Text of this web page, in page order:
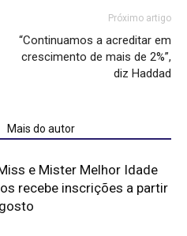
Próximo artigo
“Continuamos a acreditar em
crescimento de mais de 2%”,
diz Haddad
Mais do autor
e Mister Melhor Idade
recebe inscrições a partir